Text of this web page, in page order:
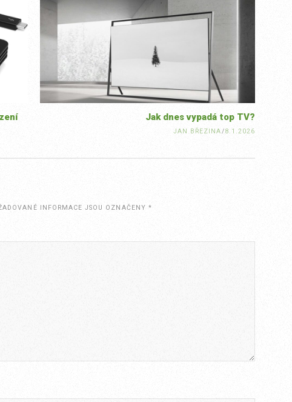
Jak dnes vypadá top TV?
JAN BŘEZINA/8.1.2026
INFORMACE JSOU OZNAČENY *